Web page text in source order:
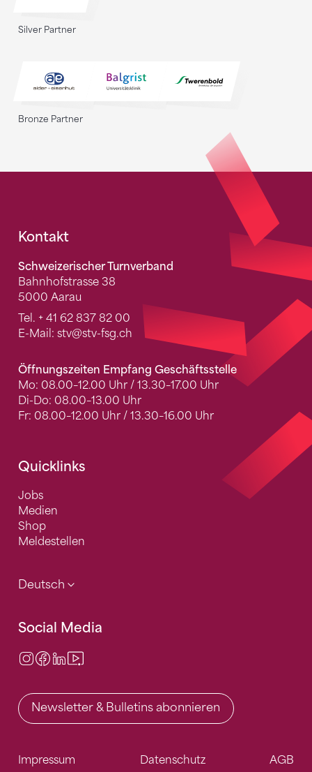
Silver Partner
Bronze Partner
Fusszeile
Kontakt
Schweizerischer Turnverband
Bahnhofstrasse 38
5000 Aarau
Tel. + 41 62 837 82 00
E-Mail: stv@stv-fsg.ch
Öffnungszeiten Empfang Geschäftsstelle
Mo: 08.00–12.00 Uhr / 13.30–17.00 Uhr
Di-Do: 08.00–13.00 Uhr
Fr: 08.00–12.00 Uhr / 13.30–16.00 Uhr
Quicklinks
Jobs
Medien
Shop
Meldestellen
Deutsch
Social Media
Instagram
Facebook
LinkedIn
Newsletter & Bulletins abonnieren
Impressum Datenschutz AGB